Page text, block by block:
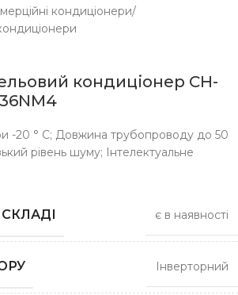
кондиціонери/
кондиціонер CH-
-20 ° C; Довжина трубопроводу до 50
рівень шуму; Інтелектуальне
є в наявності
Інверторний